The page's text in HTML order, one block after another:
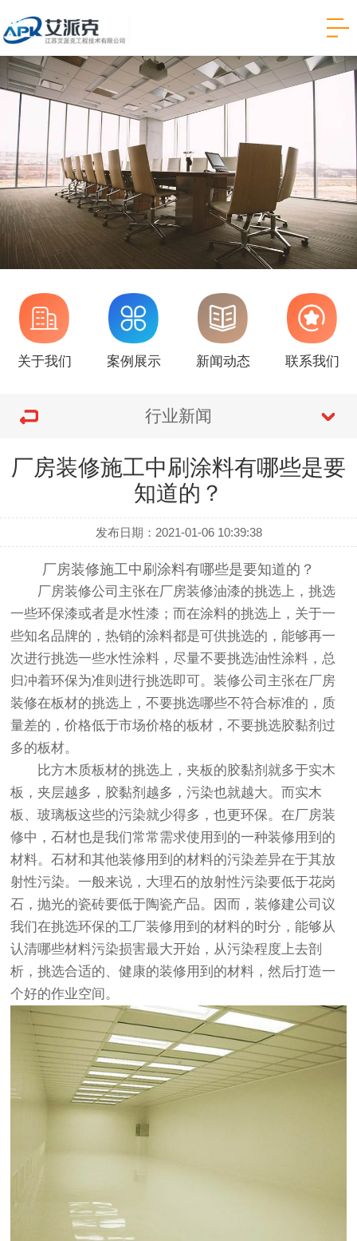
关于我们 案例展示 新闻动态 联系我们
行业新闻
厂房装修施工中刷涂料有哪些是要
知道的？
发布日期：2021-01-06 10:39:38
厂房装修施工中刷涂料有哪些是要知道的？
厂房装修公司主张在厂房装修油漆的挑选上，挑选
一些环保漆或者是水性漆；而在涂料的挑选上，关于一
些知名品牌的，热销的涂料都是可供挑选的，能够再一
次进行挑选一些水性涂料，尽量不要挑选油性涂料，总
归冲着环保为准则进行挑选即可。装修公司主张在厂房
装修在板材的挑选上，不要挑选哪些不符合标准的，质
量差的，价格低于市场价格的板材，不要挑选胶黏剂过
多的板材。
比方木质板材的挑选上，夹板的胶黏剂就多于实木
板，夹层越多，胶黏剂越多，污染也就越大。而实木
板、玻璃板这些的污染就少得多，也更环保。在厂房装
修中，石材也是我们常常需求使用到的一种装修用到的
材料。石材和其他装修用到的材料的污染差异在于其放
射性污染。一般来说，大理石的放射性污染要低于花岗
石，抛光的瓷砖要低于陶瓷产品。因而，装修建公司议
我们在挑选环保的工厂装修用到的材料的时分，能够从
认清哪些材料污染损害最大开始，从污染程度上去剖
析，挑选合适的、健康的装修用到的材料，然后打造一
个好的作业空间。